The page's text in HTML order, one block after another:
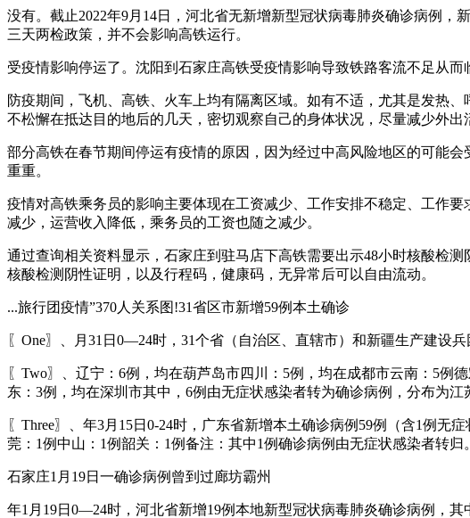
没有。截止2022年9月14日，河北省无新增新型冠状病毒肺炎确诊病例
三天两检政策，并不会影响高铁运行。
受疫情影响停运了。沈阳到石家庄高铁受疫情影响导致铁路客流不足从而
防疫期间，飞机、高铁、火车上均有隔离区域。如有不适，尤其是发热
不松懈在抵达目的地后的几天，密切观察自己的身体状况，尽量减少外出
部分高铁在春节期间停运有疫情的原因，因为经过中高风险地区的可能
重重。
疫情对高铁乘务员的影响主要体现在工资减少、工作安排不稳定、工作
减少，运营收入降低，乘务员的工资也随之减少。
通过查询相关资料显示，石家庄到驻马店下高铁需要出示48小时核酸检
核酸检测阴性证明，以及行程码，健康码，无异常后可以自由流动。
...旅行团疫情”370人关系图!31省区市新增59例本土确诊
〖One〗、月31日0—24时，31个省（自治区、直辖市）和新疆生产建设
〖Two〗、辽宁：6例，均在葫芦岛市四川：5例，均在成都市云南：5
东：3例，均在深圳市其中，6例由无症状感染者转为确诊病例，分布为江
〖Three〗、年3月15日0-24时，广东省新增本土确诊病例59例（含1例
莞：1例中山：1例韶关：1例备注：其中1例确诊病例由无症状感染者转归。
石家庄1月19日一确诊病例曾到过廊坊霸州
年1月19日0—24时，河北省新增19例本地新型冠状病毒肺炎确诊病例，